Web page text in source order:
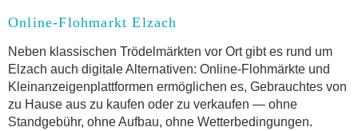
Online-Flohmarkt Elzach
Neben klassischen Trödelmärkten vor Ort gibt es rund um
Elzach auch digitale Alternativen: Online-Flohmärkte und
Kleinanzeigenplattformen ermöglichen es, Gebrauchtes von
zu Hause aus zu kaufen oder zu verkaufen — ohne
Standgebühr, ohne Aufbau, ohne Wetterbedingungen.